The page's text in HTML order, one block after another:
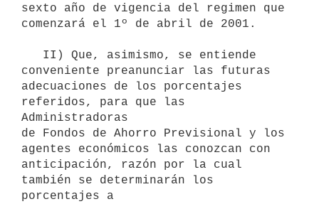
sexto año de vigencia del regimen que
comenzará el 1º de abril de 2001.
conveniente preanunciar las futuras
adecuaciones de los porcentajes
referidos, para que las
Administradoras
de Fondos de Ahorro Previsional y los
agentes económicos las conozcan con
anticipación, razón por la cual
también se determinarán los
porcentajes a